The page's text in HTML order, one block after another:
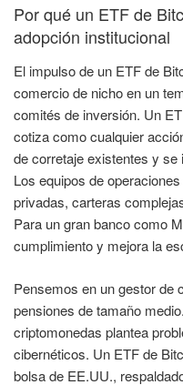
Por qué un ETF de
adopción institucional
El impulso de un ETF de
comercio de nicho en un
comités de inversión. Un
cotiza como cualquier
de corretaje existentes y
Los equipos de
privadas, carteras
Para un gran banco como
cumplimiento y mejora la
Pensemos en un gestor de
pensiones de tamaño
criptomonedas plantea
cibernéticos. Un ETF de
bolsa de EE.UU.,